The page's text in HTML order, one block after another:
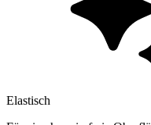
Elastisch